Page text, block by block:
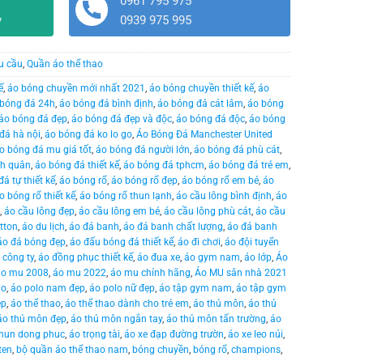
0939 975 995
cầu, Quần áo thể thao
, áo bóng chuyền mới nhất 2021 , áo bóng chuyền thiết kế, áo
đá 24h, áo bóng đá bình định, áo bóng đá cát lâm, áo bóng
bóng đá đẹp, áo bóng đá đẹp và độc, áo bóng đá độc, áo bóng
hà nội, áo bóng đá ko lo go, Áo Bóng Đá Manchester United
bóng đá mu giá tốt, áo bóng đá người lớn, áo bóng đá phù cát,
quân, áo bóng đá thiết kế, áo bóng đá tphcm, áo bóng đá trẻ em,
tự thiết kế, áo bóng rổ, áo bóng rổ đẹp, áo bóng rổ em bé, áo
bóng rổ thiết kế, áo bóng rổ thun lạnh, áo cầu lông bình định, áo
, áo cầu lông đẹp, áo cầu lông em bé, áo cầu lông phù cát, áo cầu
, áo du lịch, áo đá banh, áo đá banh chất lượng, áo đá banh
đá bóng đẹp, áo đấu bóng đá thiết kế, áo đi chơi, áo đội tuyển
ty, áo đồng phục thiết kế, áo đua xe, áo gym nam, áo lớp, Áo
mu 2008, áo mu 2022, áo mu chính hãng, Áo MU sân nhà 2021
, áo polo nam đẹp, áo polo nữ đẹp, áo tập gym nam, áo tập gym
, áo thể thao, áo thể thao dành cho trẻ em, áo thủ môn, áo thủ
thủ môn đẹp, áo thủ môn ngắn tay, áo thủ môn tấn trường, áo
dong phuc, áo trọng tài, áo xe đạp đường trườn, áo xe leo núi,
, bộ quần áo thể thao nam, bóng chuyền, bóng rổ, champions,